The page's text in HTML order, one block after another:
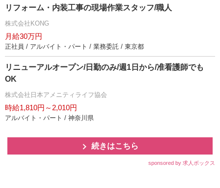
リフォーム・内装工事の現場作業スタッフ/職人
株式会社KONG
月給30万円
正社員 / アルバイト・パート / 業務委託 / 東京都
リニューアルオープン/日勤のみ/週1日から/准看護師でも
OK
株式会社日本アメニティライフ協会
時給1,810円～2,010円
アルバイト・パート / 神奈川県
続きはこちら
sponsored by 求人ボックス